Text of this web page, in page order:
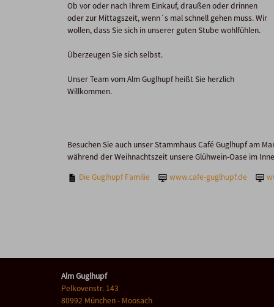
Ob vor oder nach Ihrem Einkauf, draußen oder drinnen
oder zur Mittagszeit, wenn´s mal schnell gehen muss. Wir
wollen, dass Sie sich in unserer guten Stube wohlfühlen.
Überzeugen Sie sich selbst.
Unser Team vom Alm Guglhupf heißt Sie herzlich
Willkommen.
Besuchen Sie auch unser Stammhaus Café Guglhupf am
während der Weihnachtszeit unsere Glühwein-Oase im
Die Guglhupf Familie
www.cafe-guglhupf.de
Alm Guglhupf
Pelkovenstr. 143
80992 München- Moosach